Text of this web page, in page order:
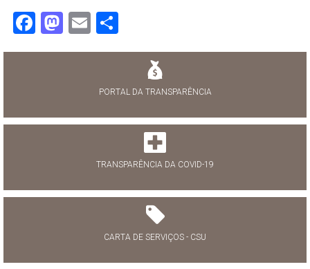
Facebook
Mastodon
Email
PORTAL DA TRANSPARÊNCIA
TRANSPARÊNCIA DA COVID-19
CARTA DE SERVIÇOS - CSU